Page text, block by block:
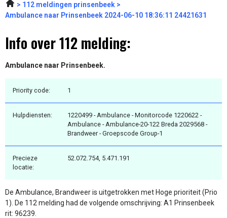
112 meldingen prinsenbeek
Ambulance naar Prinsenbeek 2024-06-10 18:36:11 24421631
Info over 112 melding:
Ambulance naar Prinsenbeek.
Priority code: 1
Hulpdiensten:
1220499 - Ambulance - Monitorcode 1220622 -
Ambulance - Ambulance-20-122 Breda 2029568 -
Brandweer - Groepscode Group-1
Precieze
locatie:
52.072.754, 5.471.191
De Ambulance, Brandweer is uitgetrokken met Hoge prioriteit (Prio
1). De 112 melding had de volgende omschrijving: A1 Prinsenbeek
rit: 96239.